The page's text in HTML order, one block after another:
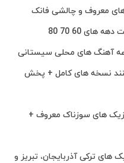
معروف و چالشی فانک
60 70 80
آهنگ‌ های محلی سیستانی
نسخه های کامل + پخش
های سوزناک معروف +
های ترکی آذربایجان، تبریز و